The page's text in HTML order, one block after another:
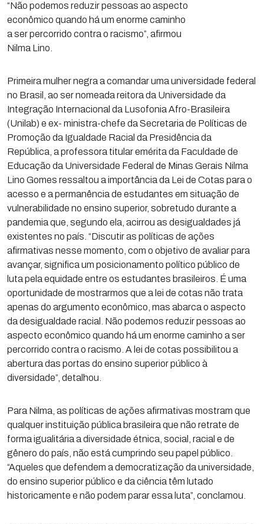
“Não podemos reduzir pessoas ao aspecto
econômico quando há um enorme caminho
a ser percorrido contra o racismo”, afirmou
Nilma Lino.
Primeira mulher negra a comandar uma universidade federal
no Brasil, ao ser nomeada reitora da Universidade da
Integração Internacional da Lusofonia Afro-Brasileira
(Unilab) e ex- ministra-chefe da Secretaria de Políticas de
Promoção da Igualdade Racial da Presidência da
República, a professora titular emérita da Faculdade de
Educação da Universidade Federal de Minas Gerais Nilma
Lino Gomes ressaltou a importância da Lei de Cotas para o
acesso e a permanência de estudantes em situação de
vulnerabilidade no ensino superior, sobretudo durante a
pandemia que, segundo ela, acirrou as desigualdades já
existentes no país. “Discutir as políticas de ações
afirmativas nesse momento, com o objetivo de avaliar para
avançar, significa um posicionamento político público de
luta pela equidade entre os estudantes brasileiros. É uma
oportunidade de mostrarmos que a lei de cotas não trata
apenas do argumento econômico, mas abarca o aspecto
da desigualdade racial. Não podemos reduzir pessoas ao
aspecto econômico quando há um enorme caminho a ser
percorrido contra o racismo. A lei de cotas possibilitou a
abertura das portas do ensino superior público à
diversidade”, detalhou.
Para Nilma, as políticas de ações afirmativas mostram que
qualquer instituição pública brasileira que não retrate de
forma igualitária a diversidade étnica, social, racial e de
gênero do país, não está cumprindo seu papel público.
“Aqueles que defendem a democratização da universidade,
do ensino superior público e da ciência têm lutado
historicamente e não podem parar essa luta”, conclamou.